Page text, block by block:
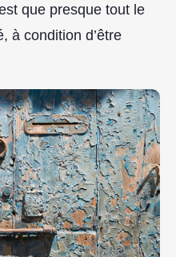
que presque tout le
à condition d’être